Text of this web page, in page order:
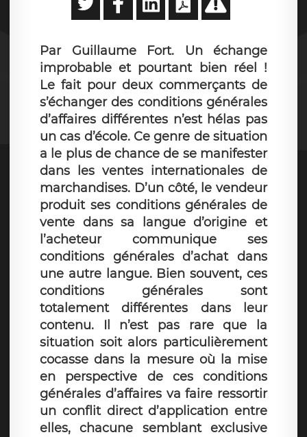
Par Guillaume Fort. Un échange
improbable et pourtant bien réel !
Le fait pour deux commerçants de
s’échanger des conditions générales
d’affaires différentes n’est hélas pas
un cas d’école. Ce genre de situation
a le plus de chance de se manifester
dans les ventes internationales de
marchandises. D’un côté, le vendeur
produit ses conditions générales de
vente dans sa langue d’origine et
l’acheteur communique ses
conditions générales d’achat dans
une autre langue. Bien souvent, ces
conditions générales sont
totalement différentes dans leur
contenu. Il n’est pas rare que la
situation soit alors particulièrement
cocasse dans la mesure où la mise
en perspective de ces conditions
générales d’affaires va faire ressortir
un conflit direct d’application entre
elles, chacune semblant exclusive